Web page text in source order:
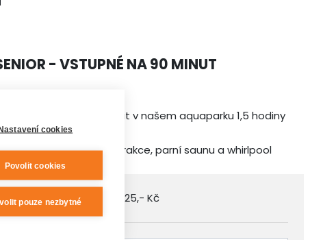
- VSTUPNÉ NA 90 MINUT
voucheru můžete strávit v našem aquaparku 1,5 hodiny
převlečení)
všechny bazény, atrakce, parní saunu a whirlpool
s DPH 225,- Kč
cookies
Povolit cookies
pouze nezbytné